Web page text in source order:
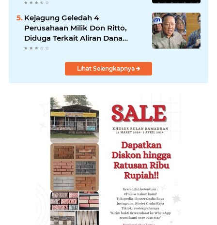
Kejagung Geledah 4
Perusahaan Milik Don Ritto,
Diduga Terkait Aliran Dana
TPPU
Lihat Selengkapnya